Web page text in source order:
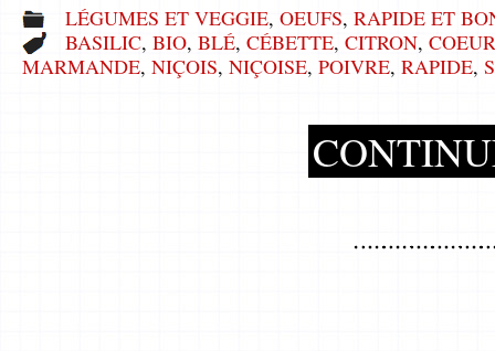
LÉGUMES ET VEGGIE, OEUFS, RAPIDE ET
BASILIC, BIO, BLÉ, CÉBETTE, CITRON,
MARMANDE, NIÇOIS, NIÇOISE, POIVRE, RAPIDE,